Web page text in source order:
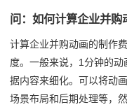
问：如何计算企业并购
计算企业并购动画的制作
度。一般来说，1分钟的
据内容来细化。可以将动
场景布局和后期处理等，